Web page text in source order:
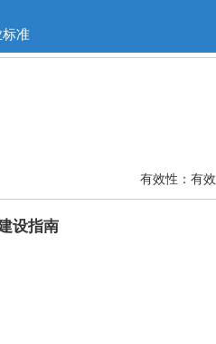
准
有效性：有效
设指南